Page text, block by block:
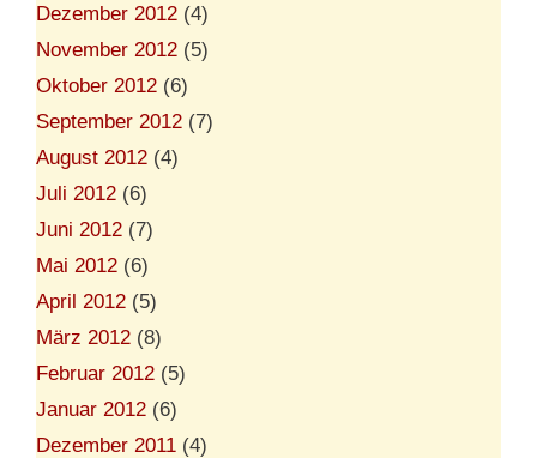
Dezember 2012 (4)
November 2012 (5)
Oktober 2012 (6)
September 2012 (7)
August 2012 (4)
Juli 2012 (6)
Juni 2012 (7)
Mai 2012 (6)
April 2012 (5)
März 2012 (8)
Februar 2012 (5)
Januar 2012 (6)
Dezember 2011 (4)